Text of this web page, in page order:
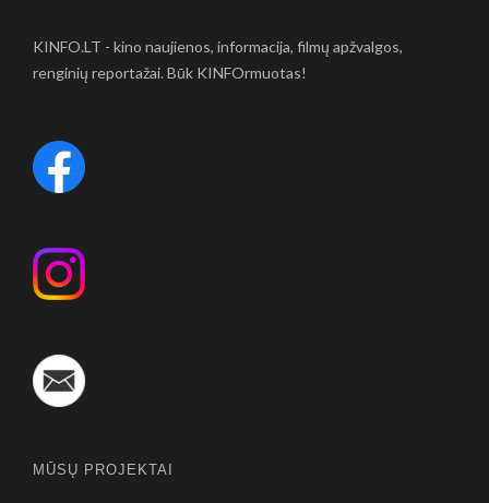
KINFO.LT - kino naujienos, informacija, filmų apžvalgos,
renginių reportažai. Būk KINFOrmuotas!
MŪSŲ PROJEKTAI